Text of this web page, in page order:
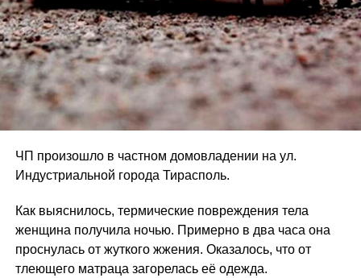
ЧП произошло в частном домовладении на ул.
Индустриальной города Тирасполь.
Как выяснилось, термические повреждения тела
женщина получила ночью. Примерно в два часа она
проснулась от жуткого жжения. Оказалось, что от
тлеющего матраца загорелась её одежда.